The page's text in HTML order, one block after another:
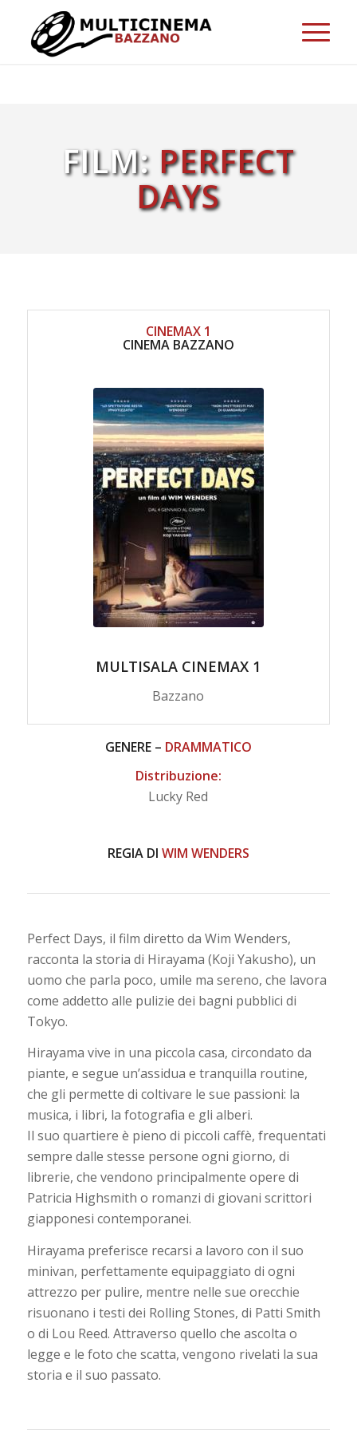
FILM: PERFECT
DAYS
CINEMAX 1
CINEMA BAZZANO
MULTISALA CINEMAX 1
Bazzano
GENERE – DRAMMATICO
Distribuzione:
Lucky Red
REGIA DI WIM WENDERS
Perfect Days, il film diretto da Wim Wenders,
racconta la storia di Hirayama (Koji Yakusho), un
uomo che parla poco, umile ma sereno, che lavora
come addetto alle pulizie dei bagni pubblici di
Tokyo.
Hirayama vive in una piccola casa, circondato da
piante, e segue un’assidua e tranquilla routine,
che gli permette di coltivare le sue passioni: la
musica, i libri, la fotografia e gli alberi.
Il suo quartiere è pieno di piccoli caffè, frequentati
sempre dalle stesse persone ogni giorno, di
librerie, che vendono principalmente opere di
Patricia Highsmith o romanzi di giovani scrittori
giapponesi contemporanei.
Hirayama preferisce recarsi a lavoro con il suo
minivan, perfettamente equipaggiato di ogni
attrezzo per pulire, mentre nelle sue orecchie
risuonano i testi dei Rolling Stones, di Patti Smith
o di Lou Reed. Attraverso quello che ascolta o
legge e le foto che scatta, vengono rivelati la sua
storia e il suo passato.